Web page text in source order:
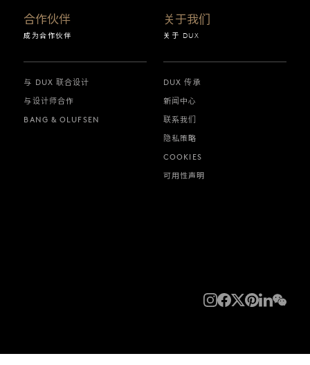
合作伙伴
成为合作伙伴
与 DUX 联合设计
与设计师合作
BANG & OLUFSEN
关于我们
关于 DUX
DUX 传承
新闻中心
联系我们
隐私策略
COOKIES
可用性声明